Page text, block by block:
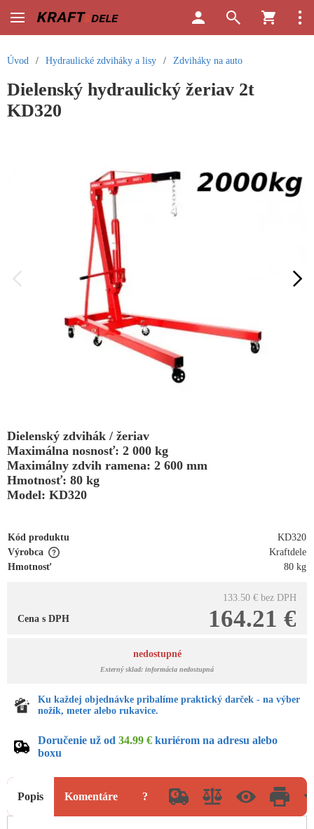
Úvod / Hydraulické zdviháky a lisy / Zdviháky na auto
Dielenský hydraulický žeriav 2t
KD320
Dielenský zdvihák / žeriav
Maximálna nosnosť: 2 000 kg
Maximálny zdvih ramena: 2 600 mm
Hmotnosť: 80 kg
Model: KD320
Kód produktu
KD320
Výrobca
Kraftdele
Hmotnosť
80 kg
133.50 € bez DPH
164.21 €
Cena s DPH
nedostupné
Externý sklad: informácia nedostupná
Ku každej objednávke pribalíme praktický darček - na výber
nožík, meter alebo rukavice.
Doručenie už od 34.99 € kuriérom na adresu alebo
boxu
Popis Komentáre ?